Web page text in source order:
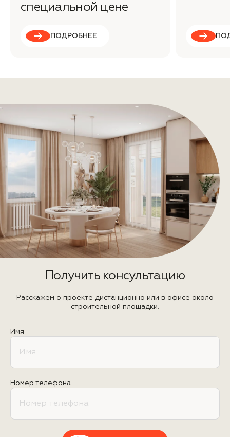
специальной цене
ПОДРОБНЕЕ
Получить консультацию
Расскажем о проекте дистанционно или в офисе около
строительной площадки.
Имя
Номер телефона